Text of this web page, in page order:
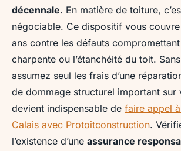
décennale. En matière de toiture,
négociable. Ce dispositif vous
ans contre les défauts
charpente ou l’étanchéité du toit.
assumez seul les frais d’une
de dommage structurel important sur
devient indispensable de faire appel
Calais avec Protoitconstruction.
l’existence d’une assurance